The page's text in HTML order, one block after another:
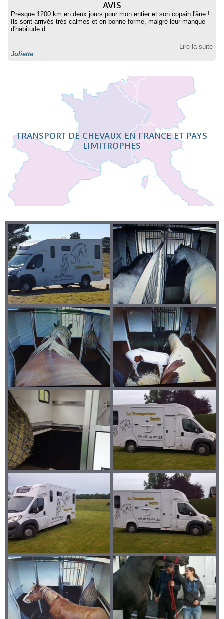
AVIS
Presque 1200 km en deux jours pour mon entier et son copain l'âne !
Ils sont arrivés très calmes et en bonne forme, malgré leur manque
d'habitude d...
Lire la suite
Juliette
TRANSPORT DE CHEVAUX EN FRANCE ET PAYS
LIMITROPHES